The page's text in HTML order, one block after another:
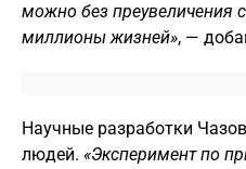
можно без преувеличения
миллионы жизней», —
Научные разработки
людей. «Эксперимент по